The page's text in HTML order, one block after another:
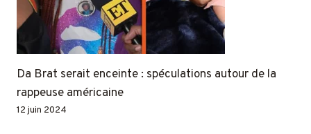
Da Brat serait enceinte : spéculations autour de la
rappeuse américaine
12 juin 2024